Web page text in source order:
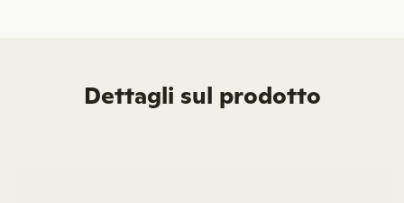
Dettagli sul prodotto